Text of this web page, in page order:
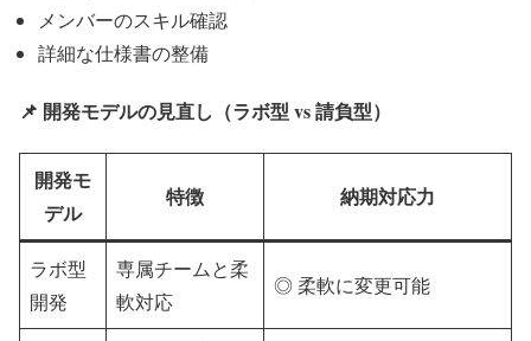
メンバーのスキル確認
詳細な仕様書の整備
📌 開発モデルの見直し（ラボ型 vs 請負型）
開発モ
デル
特徴 納期対応力
ラボ型
開発
専属チームと柔
軟対応
◎ 柔軟に変更可能